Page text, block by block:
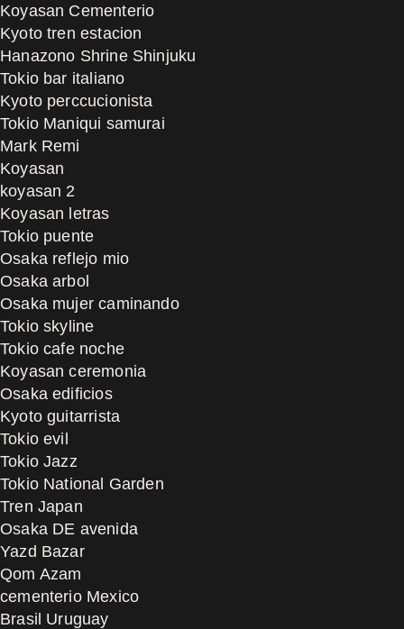
Koyasan Cementerio
Kyoto tren estacion
Hanazono Shrine Shinjuku
Tokio bar italiano
Kyoto perccucionista
Tokio Maniqui samurai
Mark Remi
Koyasan
koyasan 2
Koyasan letras
Tokio puente
Osaka reflejo mio
Osaka arbol
Osaka mujer caminando
Tokio skyline
Tokio cafe noche
Koyasan ceremonia
Osaka edificios
Kyoto guitarrista
Tokio evil
Tokio Jazz
Tokio National Garden
Tren Japan
Osaka DE avenida
Yazd Bazar
Qom Azam
cementerio Mexico
Brasil Uruguay